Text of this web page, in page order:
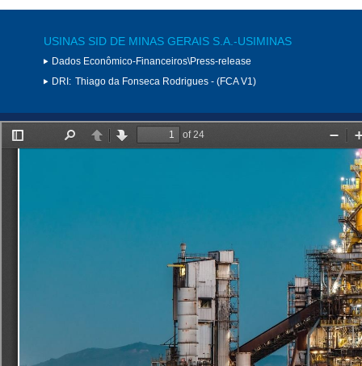
USINAS SID DE MINAS GERAIS S.A.-USIMINAS
Dados Econômico-Financeiros\Press-release
DRI: Thiago da Fonseca Rodrigues - (FCA V1)